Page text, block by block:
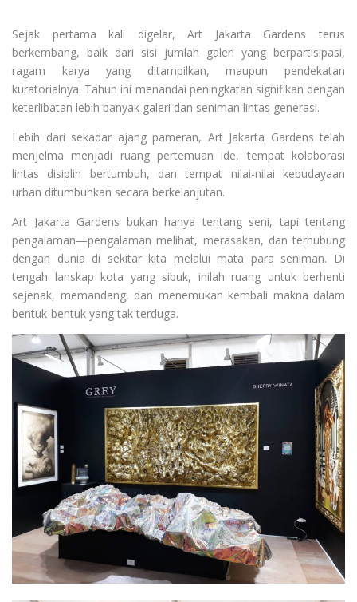
Sejak pertama kali digelar, Art Jakarta Gardens terus
berkembang, baik dari sisi jumlah galeri yang berpartisipasi,
ragam karya yang ditampilkan, maupun pendekatan
kuratorialnya. Tahun ini menandai peningkatan signifikan dengan
keterlibatan lebih banyak galeri dan seniman lintas generasi.
Lebih dari sekadar ajang pameran, Art Jakarta Gardens telah
menjelma menjadi ruang pertemuan ide, tempat kolaborasi
lintas disiplin bertumbuh, dan tempat nilai-nilai kebudayaan
urban ditumbuhkan secara berkelanjutan.
Art Jakarta Gardens bukan hanya tentang seni, tapi tentang
pengalaman—pengalaman melihat, merasakan, dan terhubung
dengan dunia di sekitar kita melalui mata para seniman. Di
tengah lanskap kota yang sibuk, inilah ruang untuk berhenti
sejenak, memandang, dan menemukan kembali makna dalam
bentuk-bentuk yang tak terduga.